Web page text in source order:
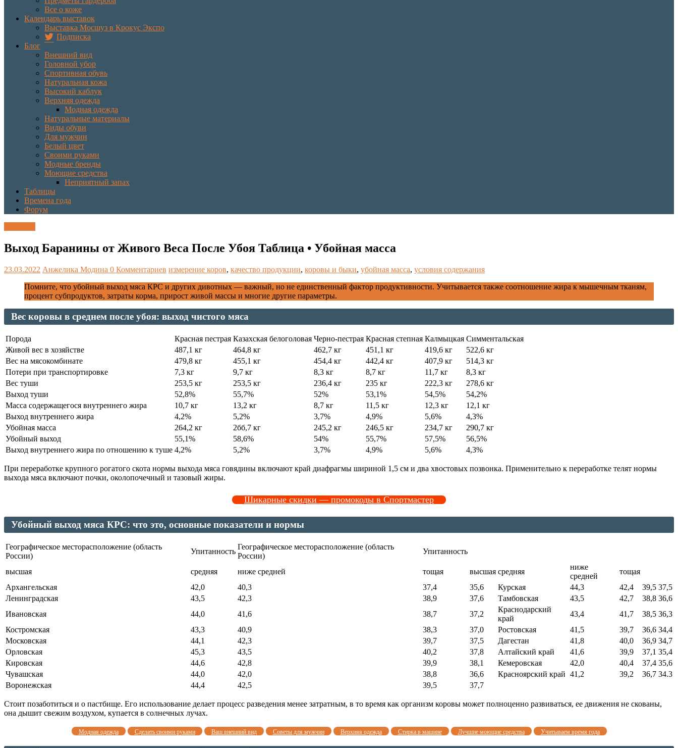
Все о коже
Календарь выставок
Выставка Мосшуз в Крокус Экспо
Подписка
Блог
Внешний вид
Головной убор
Спортивная обувь
Натуральная кожа
Высокий каблук
Верхняя одежда
Модная одежда
Натуральные материалы
Виды обуви
Для мужчин
Белый цвет
Своими руками
Модные бренды
Моющие средства
Неприятный запах
Таблицы
Времена года
Форум
Выход Баранины от Живого Веса После Убоя Таблица • Убойная масса
23.03.2022 Анжелика Модина 0 Комментариев измерение коров, качество продукции, коровы и быки, убойная масса, условия содержания
Помните, что убойный выход мяса КРС и других дивотных — важный, но не единственный фактор продуктивности. Учитывается также соотношение жира к мышечным тканям,
процент субпродуктов, затраты корма, прирост живой массы и многие другие параметры.
Вес коровы в среднем после убоя: выход чистого мяса
Порода Красная пестрая Казахская белоголовая Черно-пестрая Красная степная Калмыцкая Симментальская
Живой вес в хозяйстве
487,1 кг 464,8 кг 462,7 кг 451,1 кг 419,6 кг
522,6 кг
Вес на мясокомбинате
479,8 кг 455,1 кг 454,4 кг 442,4 кг 407,9 кг
514,3 кг
Потери при транспортировке
7,3 кг 9,7 кг 8,3 кг 8,7 кг 11,7 кг
8,3 кг
Вес туши
253,5 кг 253,5 кг 236,4 кг 235 кг 222,3 кг
278,6 кг
Выход туши
52,8% 55,7% 52% 53,1% 54,5%
54,2%
Масса содержащегося внутреннего жира
10,7 кг 13,2 кг 8,7 кг 11,5 кг 12,3 кг
12,1 кг
Выход внутреннего жира
4,2% 5,2% 3,7% 4,9% 5,6%
4,3%
Убойная масса
264,2 кг 2бб,7 кг 245,2 кг 246,5 кг 234,7 кг
290,7 кг
Убойный выход
55,1% 58,6% 54% 55,7% 57,5%
56,5%
Выход внутреннего жира по отношению к туше 4,2% 5,2% 3,7% 4,9% 5,6% 4,3%
При переработке крупного рогатого скота нормы выхода мяса говядины включают край диафрагмы шириной 1,5 см и два хвостовых позвонка. Применительно к переработке телят нормы
выхода мяса включают почки, околопочечный и тазовый жиры.
Шикарные скидки — промокоды в Спортмастер
Убойный выход мяса КРС: что это, основные показатели и нормы
Географическое месторасположение (область
России)
Упитанность
Географическое месторасположение (область
России)
Упитанность
высшая средняя ниже средней тощая высшая средняя
ниже
средней
тощая
Архангельская
42,0 40,3 37,4 35,6 Курская 44,3 42,4 39,5 37,5
Ленинградская
43,5 42,3 38,9 37,6 Тамбовская 43,5 42,7 38,8 36,6
Ивановская
44,0 41,6 38,7 37,2
Краснодарский
край
43,4 41,7 38,5 36,3
Костромская
43,3 40,9 38,3 37,0 Ростовская 41,5 39,7 36,6 34,4
Московская
44,1 42,3 39,7 37,5 Дагестан 41,8 40,0 36,9 34,7
Орловская
45,3 43,5 40,2 37,8 Алтайский край 41,6 39,9 37,1 35,4
Кировская
44,6 42,8 39,9 38,1 Кемеровская 42,0 40,4 37,4 35,6
Чувашская
44,0 42,0 38,8 36,6 Красноярский край 41,2 39,2 36,7 34.3
Воронежская
44,4 42,5 39,5 37,7
Стоит позаботиться и о пастбище. Его использование делает процесс разведения менее затратным, в то время как организм коровы может полноценно развиваться, ее движения не скованы,
она дышит свежим воздухом, купается в солнечных лучах.
Модная одежда Сделать своими руками Ваш внешний вид Советы для мужчин Верхняя одежда Стирка в машине Лучшие моющие средства Учитываем время года